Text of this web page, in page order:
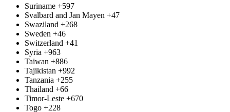
Suriname +597
Svalbard and Jan Mayen +47
Swaziland +268
Sweden +46
Switzerland +41
Syria +963
Taiwan +886
Tajikistan +992
Tanzania +255
Thailand +66
Timor-Leste +670
Togo +228